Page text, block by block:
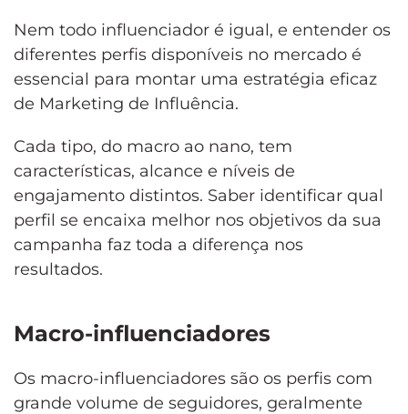
Nem todo influenciador é igual, e entender os
diferentes perfis disponíveis no mercado é
essencial para montar uma estratégia eficaz
de Marketing de Influência.
Cada tipo, do macro ao nano, tem
características, alcance e níveis de
engajamento distintos. Saber identificar qual
perfil se encaixa melhor nos objetivos da sua
campanha faz toda a diferença nos
resultados.
Macro-influenciadores
Os macro-influenciadores são os perfis com
grande volume de seguidores, geralmente